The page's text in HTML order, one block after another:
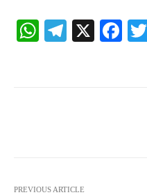
W
Te X
Fa
PREVIOUS ARTICLE